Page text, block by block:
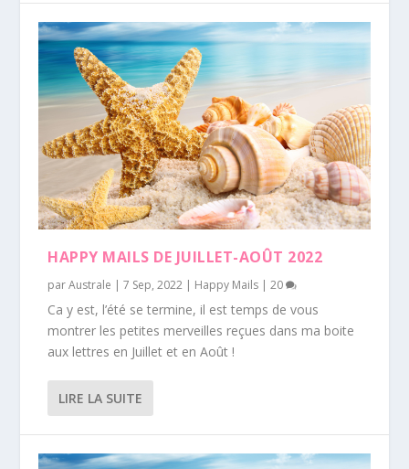
HAPPY MAILS DE JUILLET-AOÛT 2022
parAustrale |7 Sep, 2022 Happy Mails |20
Ca y est, l’été se termine, il est temps de vous
montrer les petites merveilles reçues dans ma boite
aux lettres en Juillet et en Août !
LIRE LA SUITE